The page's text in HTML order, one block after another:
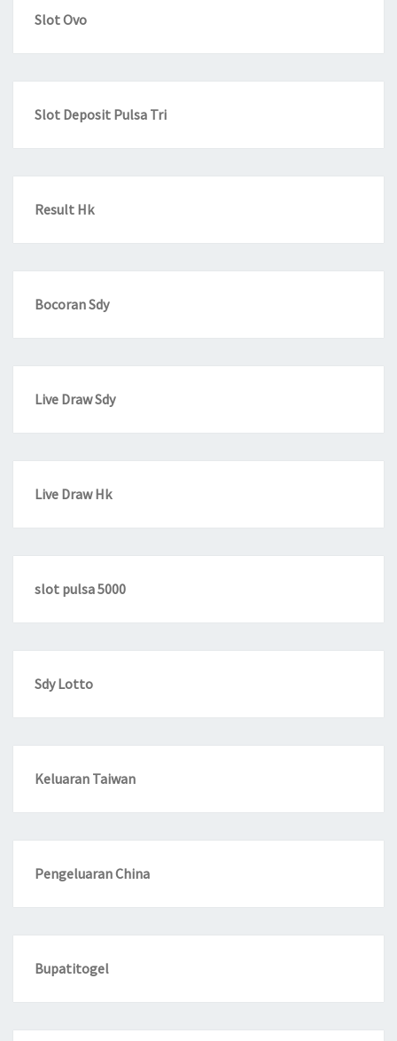
Slot Ovo
Slot Deposit Pulsa Tri
Result Hk
Bocoran Sdy
Live Draw Sdy
Live Draw Hk
slot pulsa 5000
Sdy Lotto
Keluaran Taiwan
Pengeluaran China
Bupatitogel